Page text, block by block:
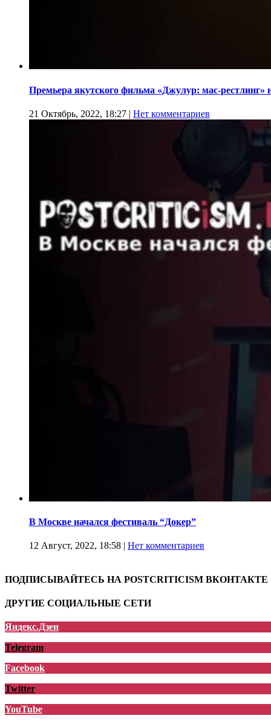
Премьера якутского фильма «Джулур: мас-рестлинг»
21 Октябрь, 2022, 18:27 | Нет комментариев
В Москве начался фестиваль “Докер”
12 Август, 2022, 18:58 | Нет комментариев
ПОДПИСЫВАЙТЕСЬ НА POSTCRITICISM ВКОНТАКТЕ
ДРУГИЕ СОЦИАЛЬНЫЕ СЕТИ
Яндекс.Дзен
Telegram
Facebook
Twitter
YouTube